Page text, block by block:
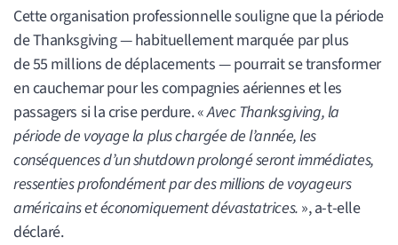
Cette organisation professionnelle souligne que la période
de Thanksgiving — habituellement marquée par plus
de 55 millions de déplacements — pourrait se transformer
en cauchemar pour les compagnies aériennes et les
passagers si la crise perdure. «Avec Thanksgiving, la
période de voyage la plus chargée de l’année, les
conséquences d’un shutdown prolongé seront immédiates,
ressenties profondément par des millions de voyageurs
américains et économiquement dévastatrices. », a-t-elle
déclaré.